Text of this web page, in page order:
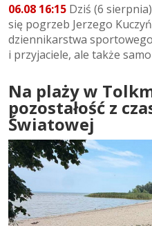
06.08 16:15 Dziś (6
się pogrzeb Jerzego
dziennikarstwa
i przyjaciele, ale także
Na plaży w
pozostałość z
Światowej